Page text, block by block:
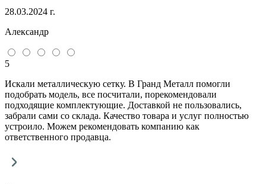
28.03.2024 г.
Александр
5
Искали металлическую сетку. В Гранд Металл помогли
подобрать модель, все посчитали, порекомендовали
подходящие комплектующие. Доставкой не пользовались,
забрали сами со склада. Качество товара и услуг полностью
устроило. Можем рекомендовать компанию как
ответственного продавца.